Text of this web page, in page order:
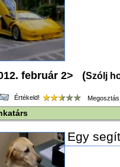
február 2> (Szólj
Értékeld!
Egy